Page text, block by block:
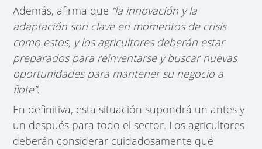
Además, afirma que “la innovación y la
adaptación son clave en momentos de crisis
como estos, y los agricultores deberán estar
preparados para reinventarse y buscar nuevas
oportunidades para mantener su negocio a
flote”.
En definitiva, esta situación supondrá un antes y
un después para todo el sector. Los agricultores
deberán considerar cuidadosamente qué